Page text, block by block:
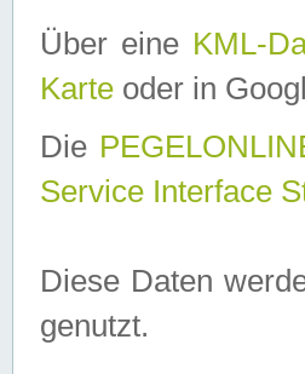
Über eine KML-
Karte oder in
Die
Service Interface
Diese Daten
genutzt.